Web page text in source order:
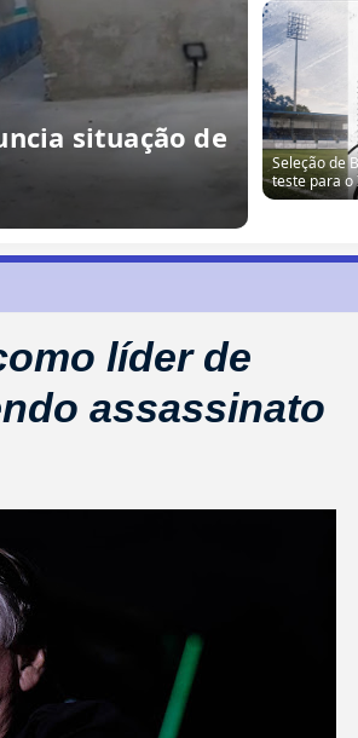
situação de
Seleção de
teste para
líder de
assassinato